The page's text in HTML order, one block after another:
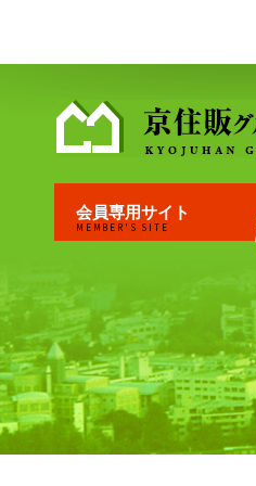
会員専用サイト
MEMBER'S SITE